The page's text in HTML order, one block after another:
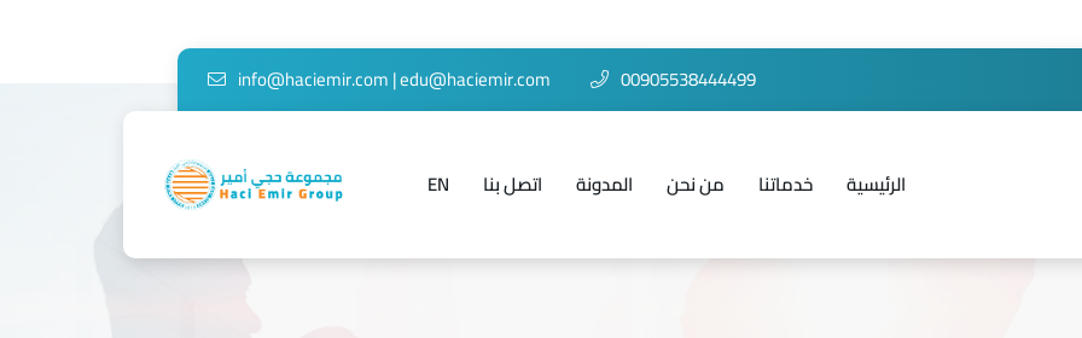
info@haciemir.com|edu@haciemir.com 00905538444499
EN اتصل بنا المدونة من نحن خدماتنا الرئيسية